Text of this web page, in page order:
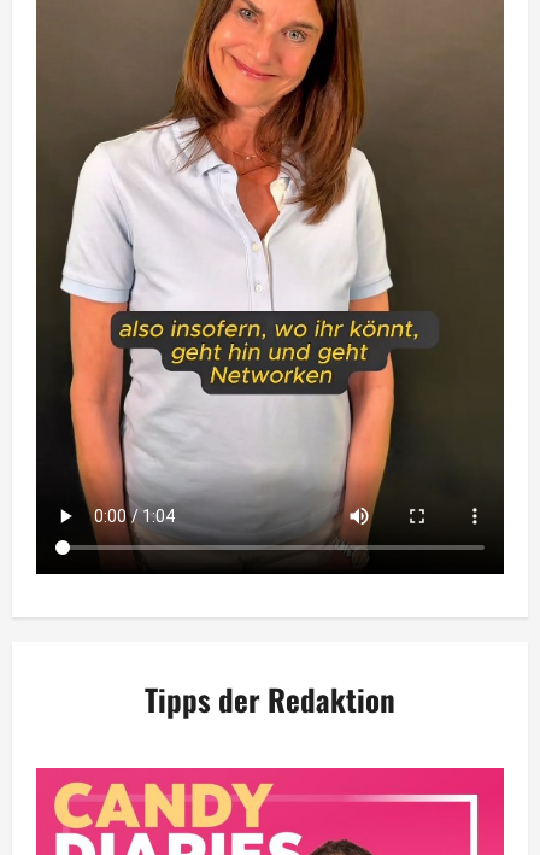
Tipps der Redaktion